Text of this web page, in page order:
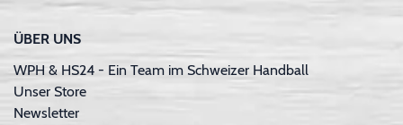
ÜBER UNS
WPH & HS24 - Ein Team im Schweizer Handball
Unser Store
Newsletter